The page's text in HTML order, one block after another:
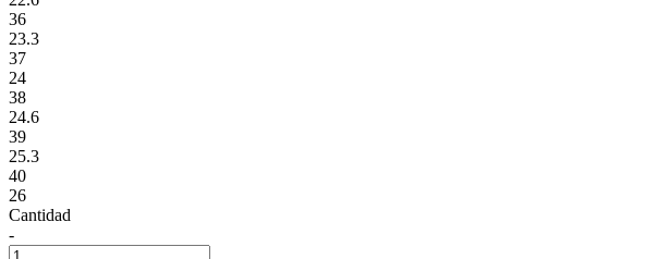
36
23.3
37
24
38
24.6
39
25.3
40
26
Cantidad
-